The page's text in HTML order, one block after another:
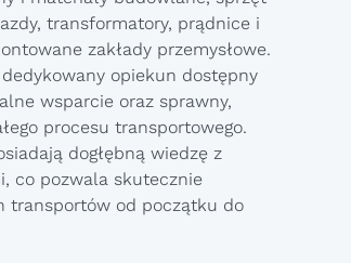
transformatory, prądnice i
zakłady przemysłowe.
opiekun dostępny
wsparcie oraz sprawny,
procesu transportowego.
dogłębną wiedzę z
co pozwala skutecznie
transportów od początku do